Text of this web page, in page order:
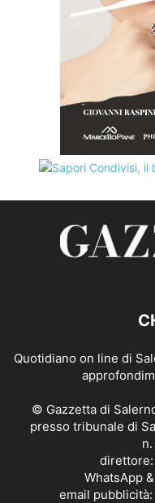
Quotidiano on line di
© Gazzetta di
presso tribunale di
WhatsApp
email